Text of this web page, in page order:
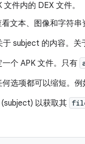
文件内的 DEX 文件。
看文本、图像和字符串
于 subject 的内容。关
个 APK 文件。只有
选项都可以缩短。例
(subject) 以获取其